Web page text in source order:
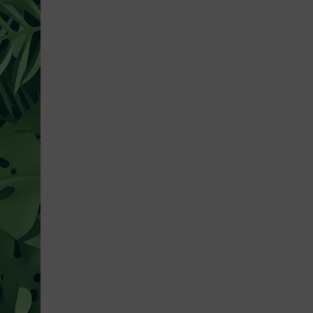
w tym wersje zmywalne